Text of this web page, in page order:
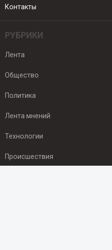
Контакты
РУБРИКИ
Лента
Общество
Политика
Лента мнений
Технологии
Происшествия